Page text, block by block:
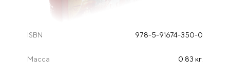
ISBN 978-5-91674-350-0
Масса 0.83 кг.